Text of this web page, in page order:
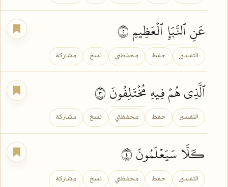
عَنِٱلنَّبَإِٱلۡعَظِيمِ
التفسير حفظ محفظتي نسخ مشاركة
ٱلَّذِي هُمۡ فِيهِمُخۡتَلِفُونَ
التفسير حفظ محفظتي نسخ مشاركة
كـَلَّا سَيَعۡلَمُونَ
التفسير حفظ محفظتي نسخ مشاركة